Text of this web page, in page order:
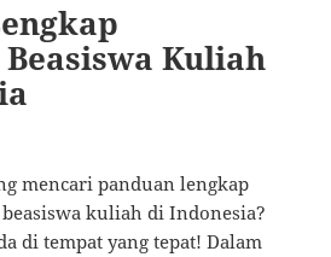
Kuliah
mencari panduan lengkap
kuliah di Indonesia?
di tempat yang tepat! Dalam